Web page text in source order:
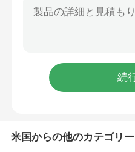
普遍的な車のステレオ
米国からの他のカテゴリー